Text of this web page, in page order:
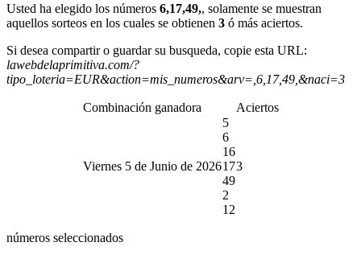
Usted ha elegido los números 6,17,49,, solamente se muestran
aquellos sorteos en los cuales se obtienen 3 ó más aciertos.
Si desea compartir o guardar su busqueda, copie esta URL:
lawebdelaprimitiva.com/?
tipo_loteria=EUR&action=mis_numeros&arv=,6,17,49,&naci=3
Combinación ganadora Aciertos
Viernes 5 de Junio de 2026
5
6
16
17
49
2
12
3
números seleccionados